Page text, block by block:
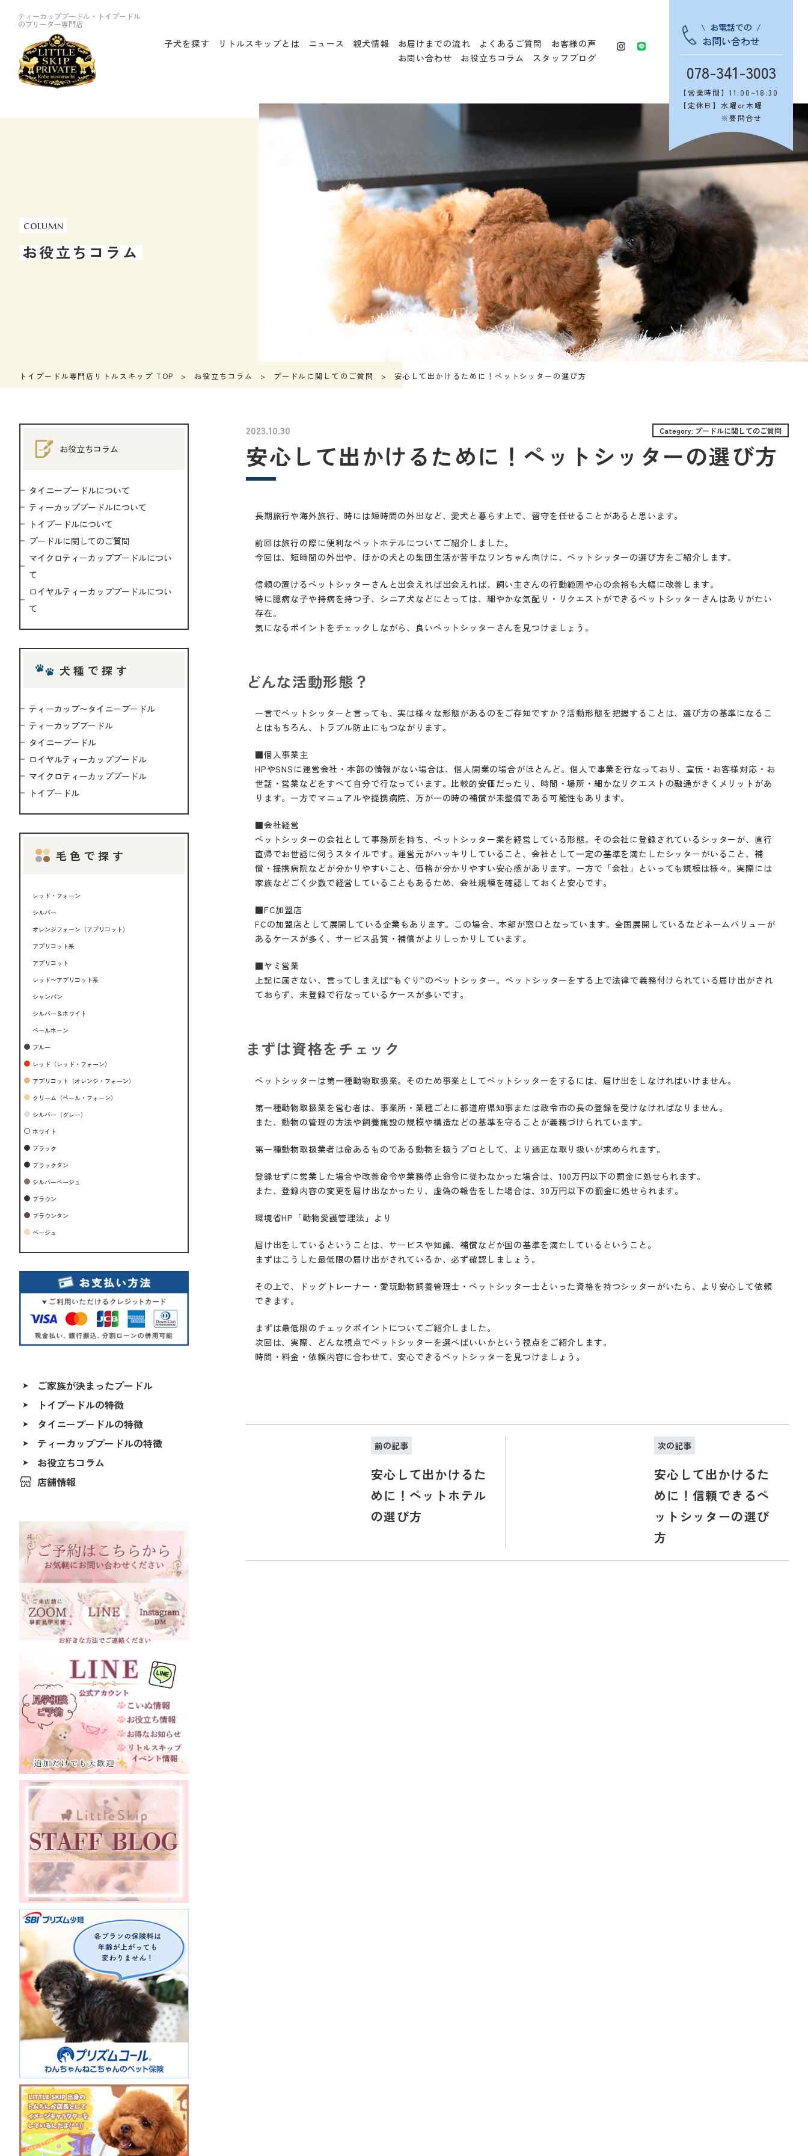
ティーカッププードル・トイプードル
のブリーダー専門店
子犬を探す リトルスキップとは ニュース 親犬情報 お届けまでの流れ よくあるご質問
お客様の声
お問い合わせ
お役立ちコラム スタッフブログ
お電話での
お問い合わせ
078-341-3003
【営業時間】 11:00~18:30
【定休日】 水曜or木曜
※要問合せ
column
お役立ちコラム
トイプードル専門店リトルスキップ TOP お役立ちコラム プードルに関してのご質問 安心して出かけるために！ペットシッターの選び方
2023.10.30 Category: プードルに関してのご質問
安心して出かけるために！ペットシッターの選び方
長期旅行や海外旅行、時には短時間の外出など、愛犬と暮らす上で、留守を任せることがあると思います。
前回は旅行の際に便利なペットホテルについてご紹介しました。
今回は、短時間の外出や、ほかの犬との集団生活が苦手なワンちゃん向けに、ペットシッターの選び方をご紹介します。
信頼の置けるペットシッターさんと出会えれば出会えれば、飼い主さんの行動範囲や心の余裕も大幅に改善します。
特に臆病な子や持病を持つ子、シニア犬などにとっては、細やかな気配り・リクエストができるペットシッターさんはありがたい
存在。
気になるポイントをチェックしながら、良いペットシッターさんを見つけましょう。
どんな活動形態？
一言でペットシッターと言っても、実は様々な形態があるのをご存知ですか？活動形態を把握することは、選び方の基準になるこ
とはもちろん、トラブル防止にもつながります。
■個人事業主
HPやSNSに運営会社・本部の情報がない場合は、個人開業の場合がほとんど。個人で事業を行なっており、宣伝・お客様対応・お
世話・営業などをすべて自分で行なっています。比較的安価だったり、時間・場所・細かなリクエストの融通がきくメリットがあ
ります。一方でマニュアルや提携病院、万が一の時の補償が未整備である可能性もあります。
■会社経営
ペットシッターの会社として事務所を持ち、ペットシッター業を経営している形態。その会社に登録されているシッターが、直行
直帰でお世話に伺うスタイルです。運営元がハッキリしていること、会社として一定の基準を満たしたシッターがいること、補
償・提携病院などが分かりやすいこと、価格が分かりやすい安心感があります。一方で「会社」といっても規模は様々。実際には
家族などごく少数で経営していることもあるため、会社規模を確認しておくと安心です。
■FC加盟店
FCの加盟店として展開している企業もあります。この場合、本部が窓口となっています。全国展開しているなどネームバリューが
あるケースが多く、サービス品質・補償がよりしっかりしています。
■ヤミ営業
上記に属さない、言ってしまえば“もぐり”のペットシッター。ペットシッターをする上で法律で義務付けられている届け出がされ
ておらず、未登録で行なっているケースが多いです。
まずは資格をチェック
ペットシッターは第一種動物取扱業。そのため事業としてペットシッターをするには、届け出をしなければいけません。
第一種動物取扱業を営む者は、事業所・業種ごとに都道府県知事または政令市の長の登録を受けなければなりません。
また、動物の管理の方法や飼養施設の規模や構造などの基準を守ることが義務づけられています。
第一種動物取扱業者は命あるものである動物を扱うプロとして、より適正な取り扱いが求められます。
登録せずに営業した場合や改善命令や業務停止命令に従わなかった場合は、100万円以下の罰金に処せられます。
また、登録内容の変更を届け出なかったり、虚偽の報告をした場合は、30万円以下の罰金に処せられます。
環境省HP「動物愛護管理法」より
届け出をしているということは、サービスや知識、補償などが国の基準を満たしているということ。
まずはこうした最低限の届け出がされているか、必ず確認しましょう。
その上で、ドッグトレーナー・愛玩動物飼養管理士・ペットシッター士といった資格を持つシッターがいたら、より安心して依頼
できます。
まずは最低限のチェックポイントについてご紹介しました。
次回は、実際、どんな視点でペットシッターを選べばいいかという視点をご紹介します。
時間・料金・依頼内容に合わせて、安心できるペットシッターを見つけましょう。
前の記事
安心して出かけるた
めに！ペットホテル
の選び方
次の記事
安心して出かけるた
めに！信頼できるペ
ットシッターの選び
方
お役立ちコラム
タイニープードルについて
ティーカッププードルについて
トイプードルについて
プードルに関してのご質問
マイクロティーカッププードルについ
て
ロイヤルティーカッププードルについ
て
犬種で探す
ティーカップ〜タイニープードル
ティーカッププードル
タイニープードル
ロイヤルティーカッププードル
マイクロティーカッププードル
トイプードル
毛色で探す
レッド・フォーン
シルバー
オレンジフォーン（アプリコット）
アプリコット系
アプリコット
レッド〜アプリコット系
シャンパン
シルバー＆ホワイト
ペールホーン
ブルー
レッド（レッド・フォーン）
アプリコット（オレンジ・フォーン）
クリーム（ペール・フォーン）
シルバー（グレー）
ホワイト
ブラック
ブラックタン
シルバーベージュ
ブラウン
ブラウンタン
ベージュ
ご家族が決まったプードル
ALL
香川県
福島県
茨城県
埼玉県
神奈川県
石川県
福井県
岐阜県
静岡県
長野県
愛知県
三重県
滋賀県
兵庫県
奈良県
和歌山県
鳥取県
島根県
岡山県
広島県
山口県
徳島県
愛媛県
福岡県
宮崎県
鹿児島県
香川県
トイプードルの特徴
タイニープードルの特徴
ティーカッププードルの特徴
お役立ちコラム
店舗情報